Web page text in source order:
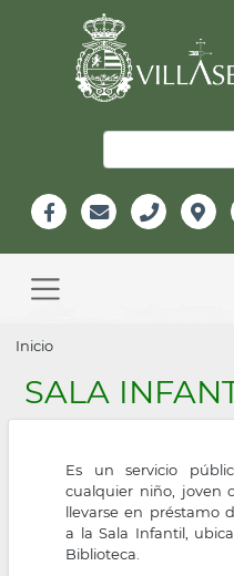
Información
Header
navigation
Sobrescribir
enlaces
de
ayuda
navegación
Inicio
SALA
Es un servicio
cualquier niño, joven
llevarse en préstamo
a la Sala Infantil,
Biblioteca.